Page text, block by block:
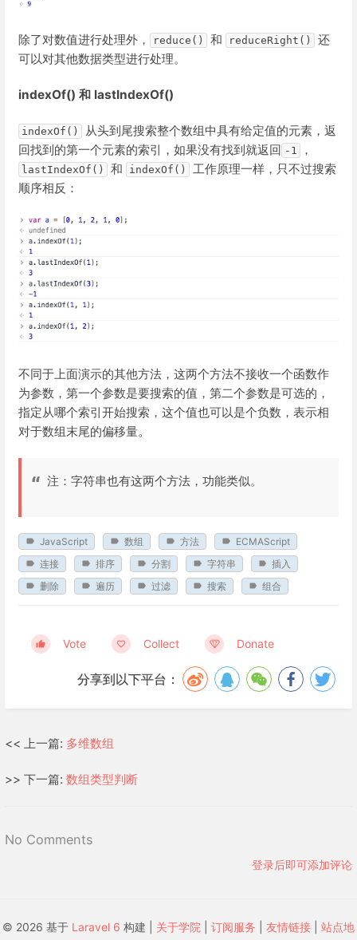
除了对数值进行处理外， reduce() 和 reduceRight()
还
可以对其他数据类型进行处理。
indexOf() 和 lastIndexOf()
indexOf()
从头到尾搜索整个数组中具有给定值的元素，返
回找到的第一个元素的索引，如果没有找到就返回 -1 ，
lastIndexOf() 和 indexOf()
工作原理一样，只不过搜索
顺序相反：
不同于上面演示的其他方法，这两个方法不接收一个函数作
为参数，第一个参数是要搜索的值，第二个参数是可选的，
指定从哪个索引开始搜索，这个值也可以是个负数，表示相
对于数组末尾的偏移量。
注：字符串也有这两个方法，功能类似。
JavaScript 数组 方法
ECMAScript
连接
排序 分割 字符串
插入
删除
遍历 过滤 搜索 组合
Vote Collect Donate
分享到以下平台：
<< 上一篇: 多维数组
>> 下一篇: 数组类型判断
No Comments
登录后即可添加评论
© 2026 基于 Laravel 6 构建 | 关于学院 订阅服务 友情链接
站点地